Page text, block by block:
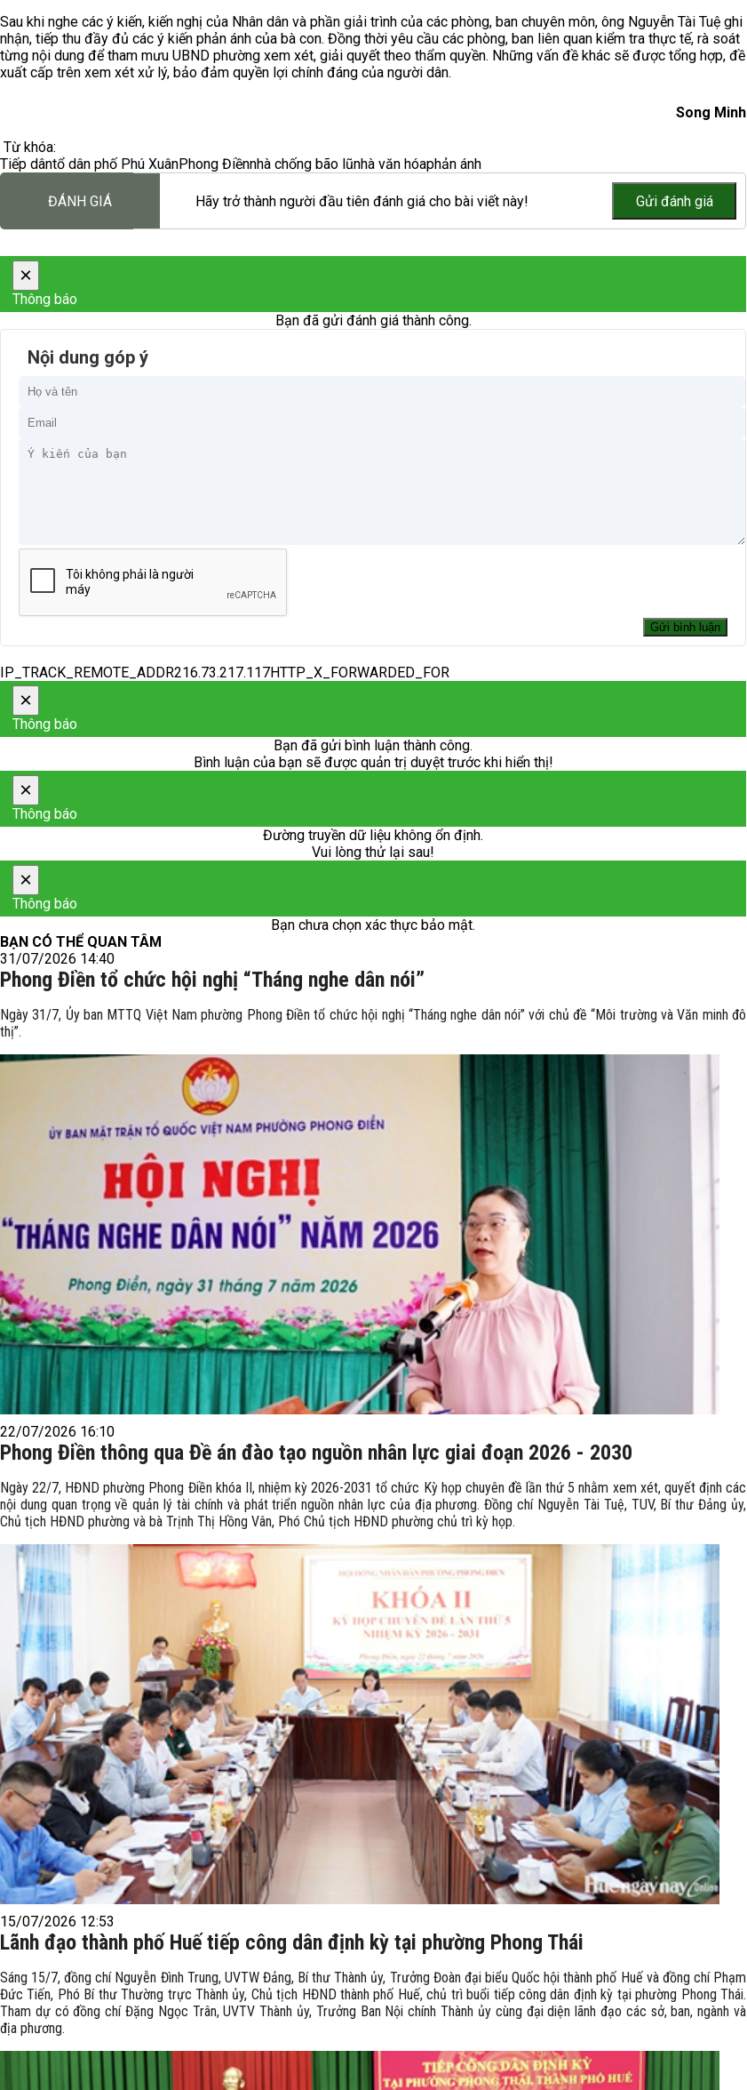
Sau khi nghe các ý kiến, kiến nghị của Nhân dân và phần giải trình của các phòng, ban chuyên môn, ông Nguyễn Tài Tuệ ghi
nhận, tiếp thu đầy đủ các ý kiến phản ánh của bà con. Đồng thời yêu cầu các phòng, ban liên quan kiểm tra thực tế, rà soát
từng nội dung để tham mưu UBND phường xem xét, giải quyết theo thẩm quyền. Những vấn đề khác sẽ được tổng hợp, đề
xuất cấp trên xem xét xử lý, bảo đảm quyền lợi chính đáng của người dân.
Song Minh
Từ khóa:
Tiếp dântổ dân phố Phú XuânPhong Điềnnhà chống bão lũnhà văn hóaphản ánh
ĐÁNH GIÁ Hãy trở thành người đầu tiên đánh giá cho bài viết này!
×
Thông báo
Bạn đã gửi đánh giá thành công.
Nội dung góp ý
IP_TRACK_REMOTE_ADDR216.73.217.117HTTP_X_FORWARDED_FOR
×
Thông báo
Bạn đã gửi bình luận thành công.
Bình luận của bạn sẽ được quản trị duyệt trước khi hiển thị!
×
Thông báo
Đường truyền dữ liệu không ổn định.
Vui lòng thử lại sau!
×
Thông báo
Bạn chưa chọn xác thực bảo mật.
BẠN CÓ THỂ QUAN TÂM
31/07/2026 14:40
Phong Điền tổ chức hội nghị “Tháng nghe dân nói”
Ngày 31/7, Ủy ban MTTQ Việt Nam phường Phong Điền tổ chức hội nghị “Tháng nghe dân nói” với chủ đề “Môi trường và Văn minh đô
thị”.
22/07/2026 16:10
Phong Điền thông qua Đề án đào tạo nguồn nhân lực giai đoạn 2026 - 2030
Ngày 22/7, HĐND phường Phong Điền khóa II, nhiệm kỳ 2026-2031 tổ chức Kỳ họp chuyên đề lần thứ 5 nhằm xem xét, quyết định các
nội dung quan trọng về quản lý tài chính và phát triển nguồn nhân lực của địa phương. Đồng chí Nguyễn Tài Tuệ, TUV, Bí thư Đảng ủy,
Chủ tịch HĐND phường và bà Trịnh Thị Hồng Vân, Phó Chủ tịch HĐND phường chủ trì kỳ họp.
15/07/2026 12:53
Lãnh đạo thành phố Huế tiếp công dân định kỳ tại phường Phong Thái
Sáng 15/7, đồng chí Nguyễn Đình Trung, UVTW Đảng, Bí thư Thành ủy, Trưởng Đoàn đại biểu Quốc hội thành phố Huế và đồng chí Phạm
Đức Tiến, Phó Bí thư Thường trực Thành ủy, Chủ tịch HĐND thành phố Huế, chủ trì buổi tiếp công dân định kỳ tại phường Phong Thái.
Tham dự có đồng chí Đặng Ngọc Trân, UVTV Thành ủy, Trưởng Ban Nội chính Thành ủy cùng đại diện lãnh đạo các sở, ban, ngành và
địa phương.